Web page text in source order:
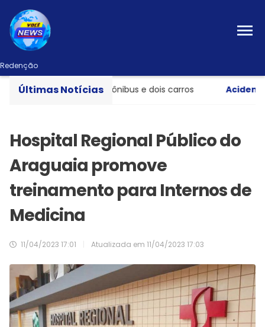
Redenção
Últimas Notícias
entre caminhão, ônibus e dois carros Acidente
Hospital Regional Público do
Araguaia promove
treinamento para Internos de
Medicina
11/04/2023 17:01 Atualizada em 11/04/2023 17:03